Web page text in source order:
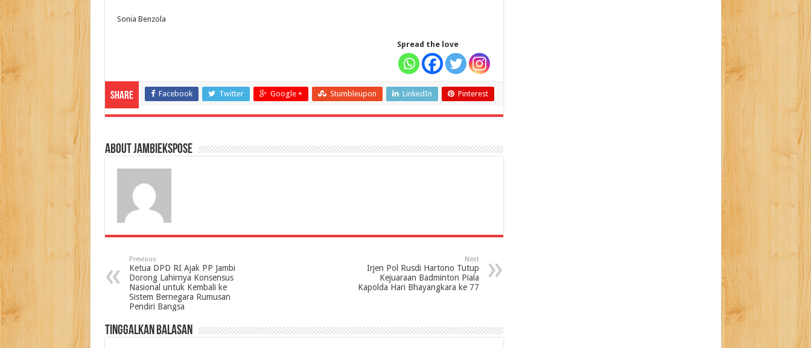
Sonia Benzola
Spread the love
Share Facebook Twitter Google + Stumbleupon LinkedIn Pinterest
About jambiekspose
Previous
Ketua DPD RI Ajak PP Jambi
Dorong Lahirnya Konsensus
Nasional untuk Kembali ke
Sistem Bernegara Rumusan
Pendiri Bangsa
Next
Irjen Pol Rusdi Hartono Tutup
Kejuaraan Badminton Piala
Kapolda Hari Bhayangkara ke 77
Tinggalkan Balasan